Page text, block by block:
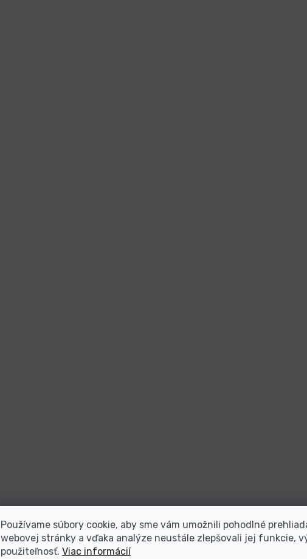
Používame súbory cookie, aby sme vám umožnili pohodlné
webovej stránky a vďaka analýze neustále zlepšovali jej funkcie,
použiteľnosť. Viac informácií